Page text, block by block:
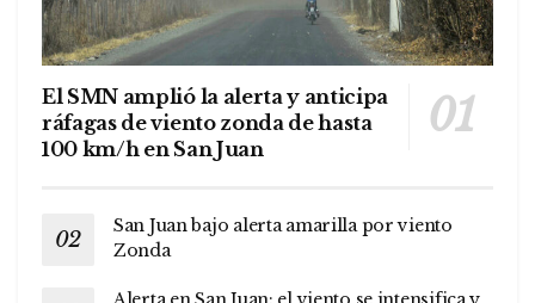
El SMN amplió la alerta y anticipa
ráfagas de viento zonda de hasta
100 km/h en San Juan
San Juan bajo alerta amarilla por viento
Zonda